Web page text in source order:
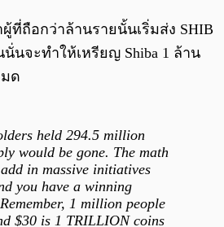
ที่ถือกว่าล้านรายนั้นเริ่มส่ง SHIB
นจะทำให้เหรียญ Shiba 1 ล้าน
ด
held 294.5 million
would be gone. The math
in massive initiatives
you have a winning
1 million people
$30 is 1 TRILLION coins